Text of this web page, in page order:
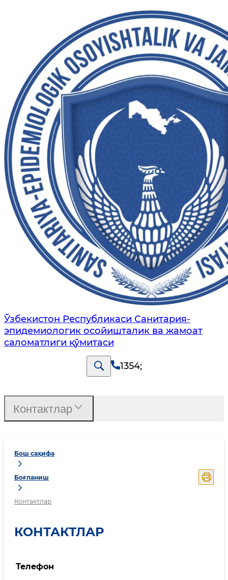
Ўзбекистон Республикаси Санитария-
эпидемиологик осойишталик ва жамоат
саломатлиги қўмитаси
1354;
Бош саҳифа
Боғланиш
Контактлар
КОНТАКТЛАР
Телефон
Контактлар